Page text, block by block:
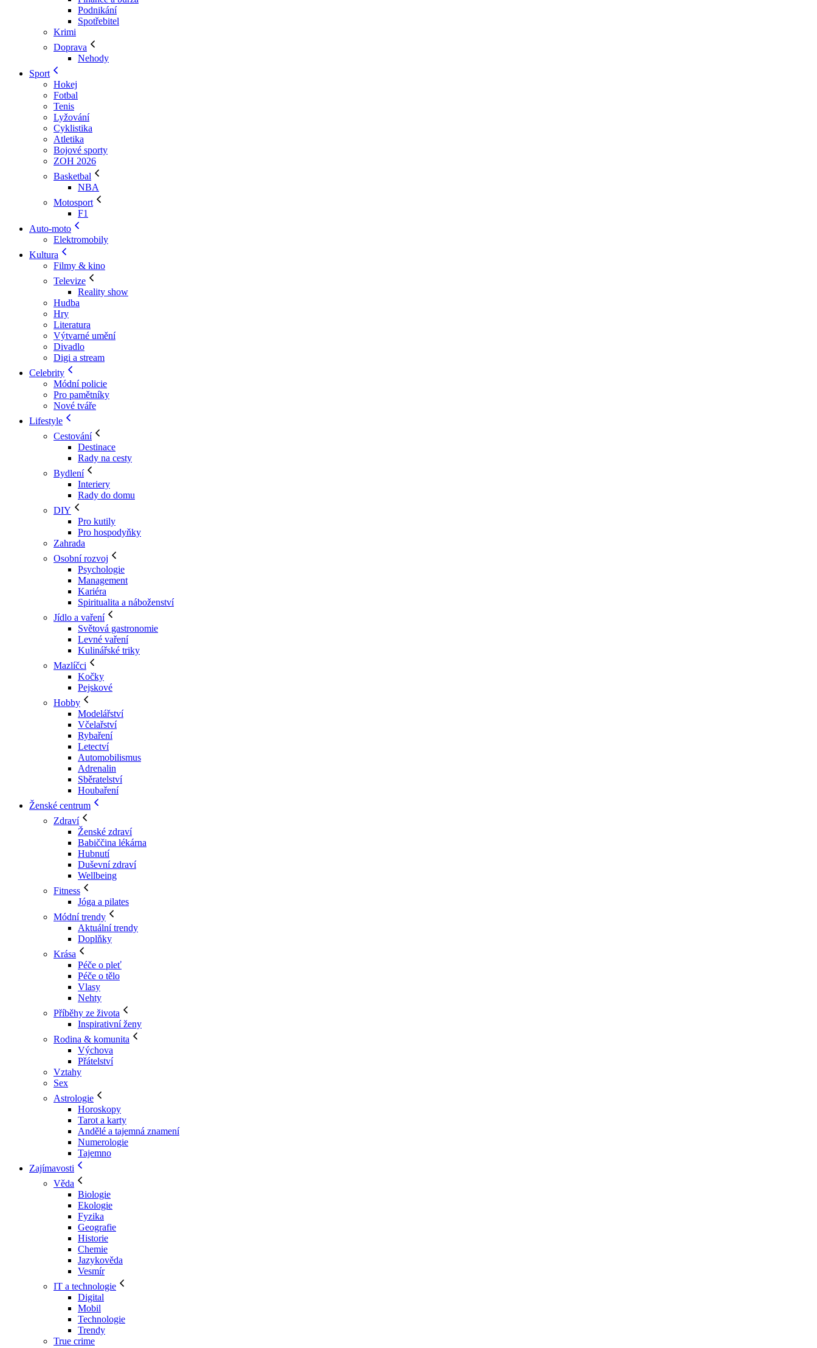
Podnikání
Spotřebitel
Krimi
Doprava
Nehody
Sport
Hokej
Fotbal
Tenis
Lyžování
Cyklistika
Atletika
Bojové sporty
ZOH 2026
Basketbal
NBA
Motosport
F1
Auto-moto
Elektromobily
Kultura
Filmy & kino
Televize
Reality show
Hudba
Hry
Literatura
Výtvarné umění
Divadlo
Digi a stream
Celebrity
Módní policie
Pro pamětníky
Nové tváře
Lifestyle
Cestování
Destinace
Rady na cesty
Bydlení
Interiery
Rady do domu
DIY
Pro kutily
Pro hospodyňky
Zahrada
Osobní rozvoj
Psychologie
Management
Kariéra
Spiritualita a náboženství
Jídlo a vaření
Světová gastronomie
Levné vaření
Kulinářské triky
Mazlíčci
Kočky
Pejskové
Hobby
Modelářství
Včelařství
Rybaření
Letectví
Automobilismus
Adrenalin
Sběratelství
Houbaření
Ženské centrum
Zdraví
Ženské zdraví
Babiččina lékárna
Hubnutí
Duševní zdraví
Wellbeing
Fitness
Jóga a pilates
Módní trendy
Aktuální trendy
Doplňky
Krása
Péče o pleť
Péče o tělo
Vlasy
Nehty
Příběhy ze života
Inspirativní ženy
Rodina & komunita
Výchova
Přátelství
Vztahy
Sex
Astrologie
Horoskopy
Tarot a karty
Andělé a tajemná znamení
Numerologie
Tajemno
Zajímavosti
Věda
Biologie
Ekologie
Fyzika
Geografie
Historie
Chemie
Jazykověda
Vesmír
IT a technologie
Digital
Mobil
Technologie
Trendy
True crime